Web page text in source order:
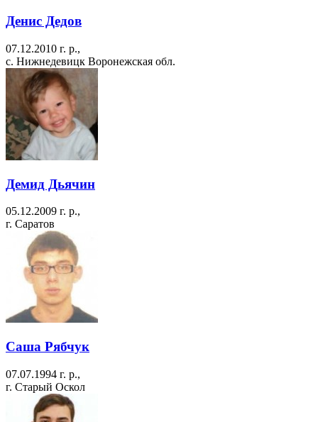
Денис Дедов
07.12.2010 г. р.,
с. Нижнедевицк Воронежская обл.
Демид Дьячин
05.12.2009 г. р.,
г. Саратов
Саша Рябчук
07.07.1994 г. р.,
г. Старый Оскол